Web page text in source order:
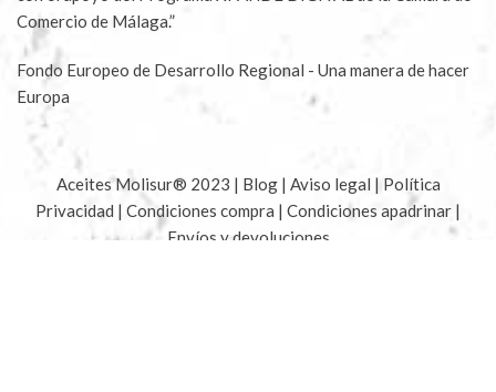
Comercio de Málaga.”
Fondo Europeo de Desarrollo Regional - Una manera de hacer
Europa
Aceites Molisur® 2023 | Blog | Aviso legal | Política
Privacidad | Condiciones compra | Condiciones apadrinar |
Envíos y devoluciones